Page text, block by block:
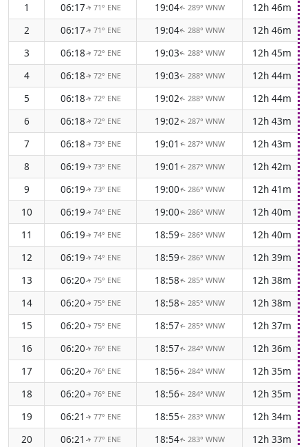
1
06:17↑ 71° ENE 19:04↑ 289° WNW
12h 46m
2
06:17↑ 71° ENE 19:04↑ 288° WNW
12h 46m
3
06:18↑ 72° ENE 19:03↑ 288° WNW
12h 45m
4
06:18↑ 72° ENE 19:03↑ 288° WNW
12h 44m
5
06:18↑ 72° ENE 19:02↑ 288° WNW
12h 44m
6
06:18↑ 72° ENE 19:02↑ 287° WNW
12h 43m
7
06:18↑ 73° ENE 19:01 ↑ 287° WNW
12h 43m
8
06:19↑ 73° ENE 19:01 ↑ 287° WNW
12h 42m
9
06:19↑ 73° ENE 19:00↑ 286° WNW
12h 41m
10
06:19↑ 74° ENE 19:00↑ 286° WNW
12h 40m
11
06:19↑ 74° ENE 18:59↑ 286° WNW
12h 40m
12
06:19↑ 74° ENE 18:59↑ 286° WNW
12h 39m
13
06:20↑ 75° ENE 18:58↑ 285° WNW
12h 38m
14
06:20↑ 75° ENE 18:58↑ 285° WNW
12h 38m
15
06:20↑ 75° ENE 18:57↑ 285° WNW
12h 37m
16
06:20↑ 76° ENE 18:57↑ 284° WNW
12h 36m
17
06:20↑ 76° ENE 18:56↑ 284° WNW
12h 35m
18
06:20↑ 76° ENE 18:56↑ 284° WNW
12h 35m
19
06:21 ↑ 77° ENE 18:55↑ 283° WNW
12h 34m
20
06:21 ↑ 77° ENE 18:54↑ 283° WNW 12h 33m